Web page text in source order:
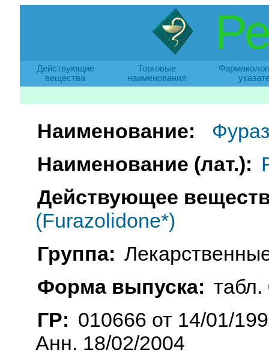
Действующие
вещества
Торговые
наименования
Наименование:
Наименование (лат.):
Действующее
(Furazolidone*)
Группа:
Форма выпуска: табл.
ГР: 010666 от 14/01/
Анн. 18/02/2004